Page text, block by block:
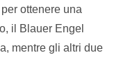
ottenere una
il Blauer Engel
mentre gli altri due